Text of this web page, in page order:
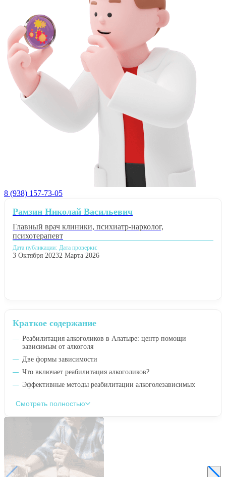
8 (938) 157-73-05
Краткое содержание
Реабилитация алкоголиков в Алатыре: центр помощи
зависимым от алкоголя
Две формы зависимости
Что включает реабилитация алкоголиков?
Эффективные методы реабилитации алкоголезависимых
Смотреть полностью
Рамзин Николай Васильевич
Главный врач клиники, психиатр-нарколог,
психотерапевт
Дата публикации:
3 Октября 2023
Дата проверки:
2 Марта 2026